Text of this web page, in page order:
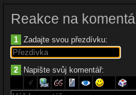
Reakce na
1 Zadajte svou přezdívku:
2 Napište svůj komentář: